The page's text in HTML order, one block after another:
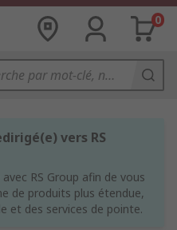
0
vers RS
RS Group afin de vous
de produits plus étendue,
et des services de pointe.